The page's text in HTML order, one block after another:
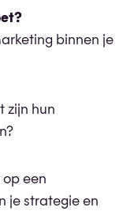
binnen je
zijn hun
een
je strategie en